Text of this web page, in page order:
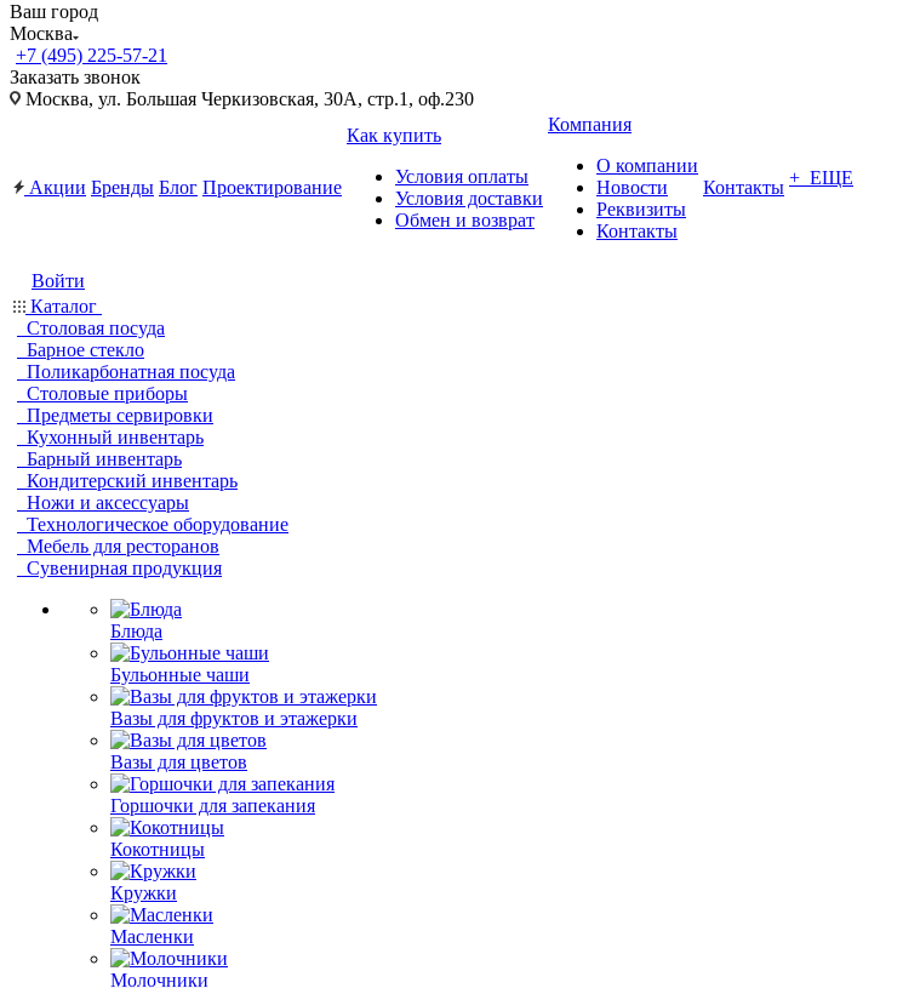
Ваш город
Москва
+7 (495) 225-57-21
Заказать звонок
Москва, ул. Большая Черкизовская, 30А, стр.1, оф.230
Акции Бренды Блог Проектирование
Как купить
Условия оплаты
Условия доставки
Обмен и возврат
Компания
О компании
Новости
Реквизиты
Контакты
Контакты + ЕЩЕ
Войти
Каталог
Столовая посуда
Барное стекло
Поликарбонатная посуда
Столовые приборы
Предметы сервировки
Кухонный инвентарь
Барный инвентарь
Кондитерский инвентарь
Ножи и аксессуары
Технологическое оборудование
Мебель для ресторанов
Сувенирная продукция
Блюда
Бульонные чаши
Вазы для фруктов и этажерки
Вазы для цветов
Горшочки для запекания
Кокотницы
Кружки
Масленки
Молочники